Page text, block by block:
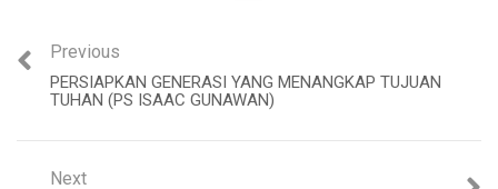
Previous
PERSIAPKAN GENERASI YANG MENANGKAP TUJUAN
TUHAN (PS ISAAC GUNAWAN)
Next